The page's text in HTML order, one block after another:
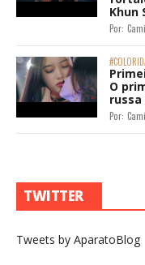
Khun
Por:
O
russa
Por:
TWITTER
Tweets by AparatoBlog